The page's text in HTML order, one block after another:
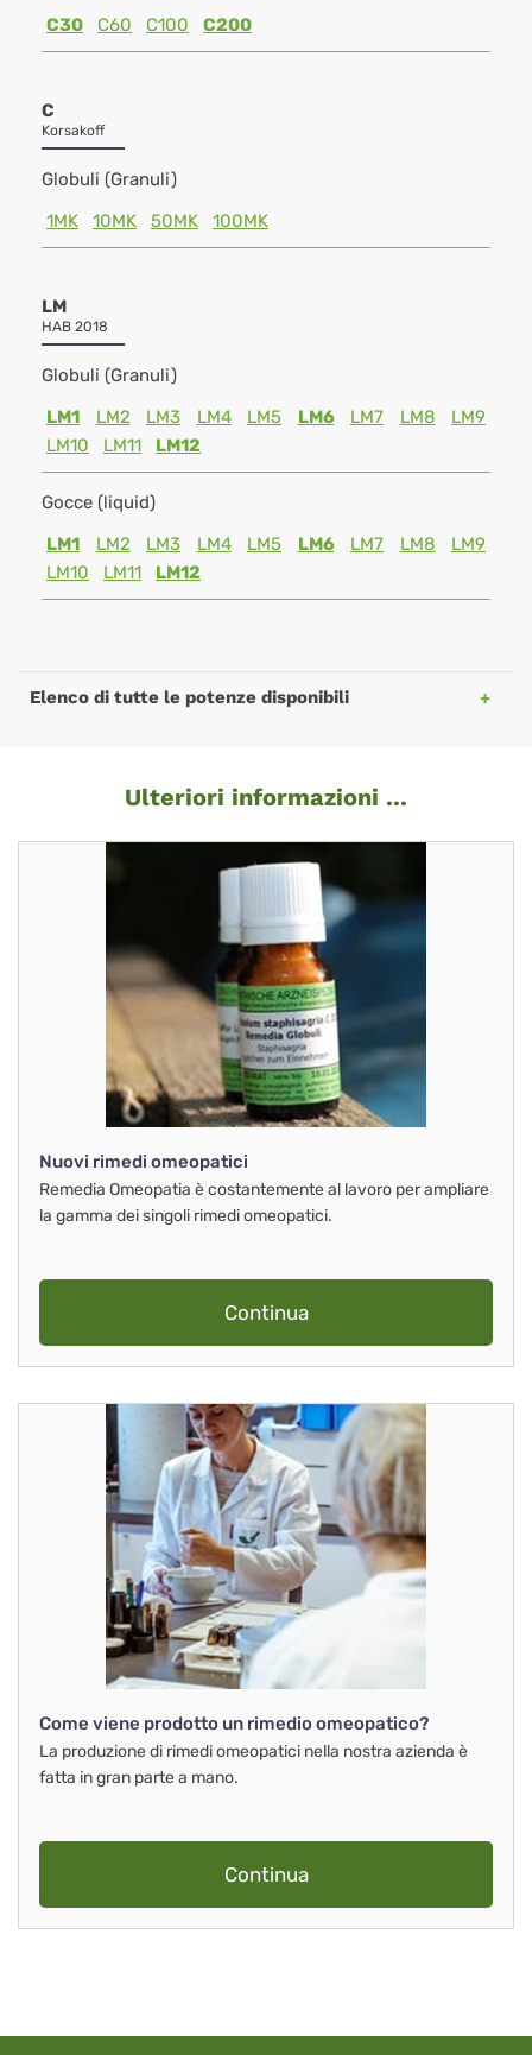
C30
C60 C100 C200
C
Korsakoff
Globuli (Granuli)
1MK
10MK 50MK 100MK
LM
HAB 2018
Globuli (Granuli)
LM1
LM2 LM3 LM4 LM5 LM6 LM7 LM8
LM9
LM10
LM11 LM12
Gocce (liquid)
LM1
LM2 LM3 LM4 LM5 LM6 LM7 LM8
LM9
LM10
LM11 LM12
Elenco di tutte le potenze disponibili
Ulteriori informazioni ...
Nuovi rimedi omeopatici
Remedia Omeopatia è costantemente al lavoro per ampliare
la gamma dei singoli rimedi omeopatici.
Continua
Come viene prodotto un rimedio omeopatico?
La produzione di rimedi omeopatici nella nostra azienda è
fatta in gran parte a mano.
Continua